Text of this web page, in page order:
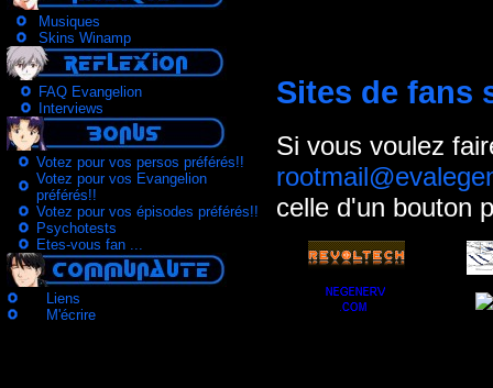
Musiques
Skins Winamp
FAQ Evangelion
Interviews
Votez pour vos persos préférés!!
Votez pour vos Evangelion
préférés!!
Votez pour vos épisodes préférés!!
Psychotests
Etes-vous fan ...
Liens
M'écrire
Sites de fans
Si vous voulez
celle d'un bouton